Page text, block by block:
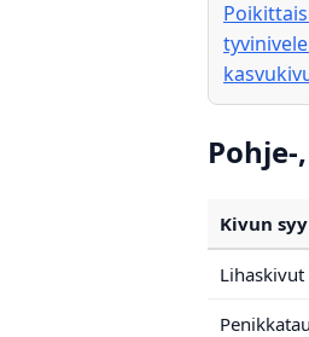
Kivun syy
Lihaskivut